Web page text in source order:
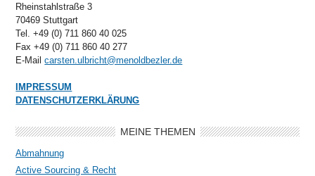
Rheinstahlstraße 3
70469 Stuttgart
Tel. +49 (0) 711 860 40 025
Fax +49 (0) 711 860 40 277
E-Mailcarsten.ulbricht@menoldbezler.de
IMPRESSUM
DATENSCHUTZERKLÄRUNG
MEINE THEMEN
Abmahnung
Active Sourcing & Recht